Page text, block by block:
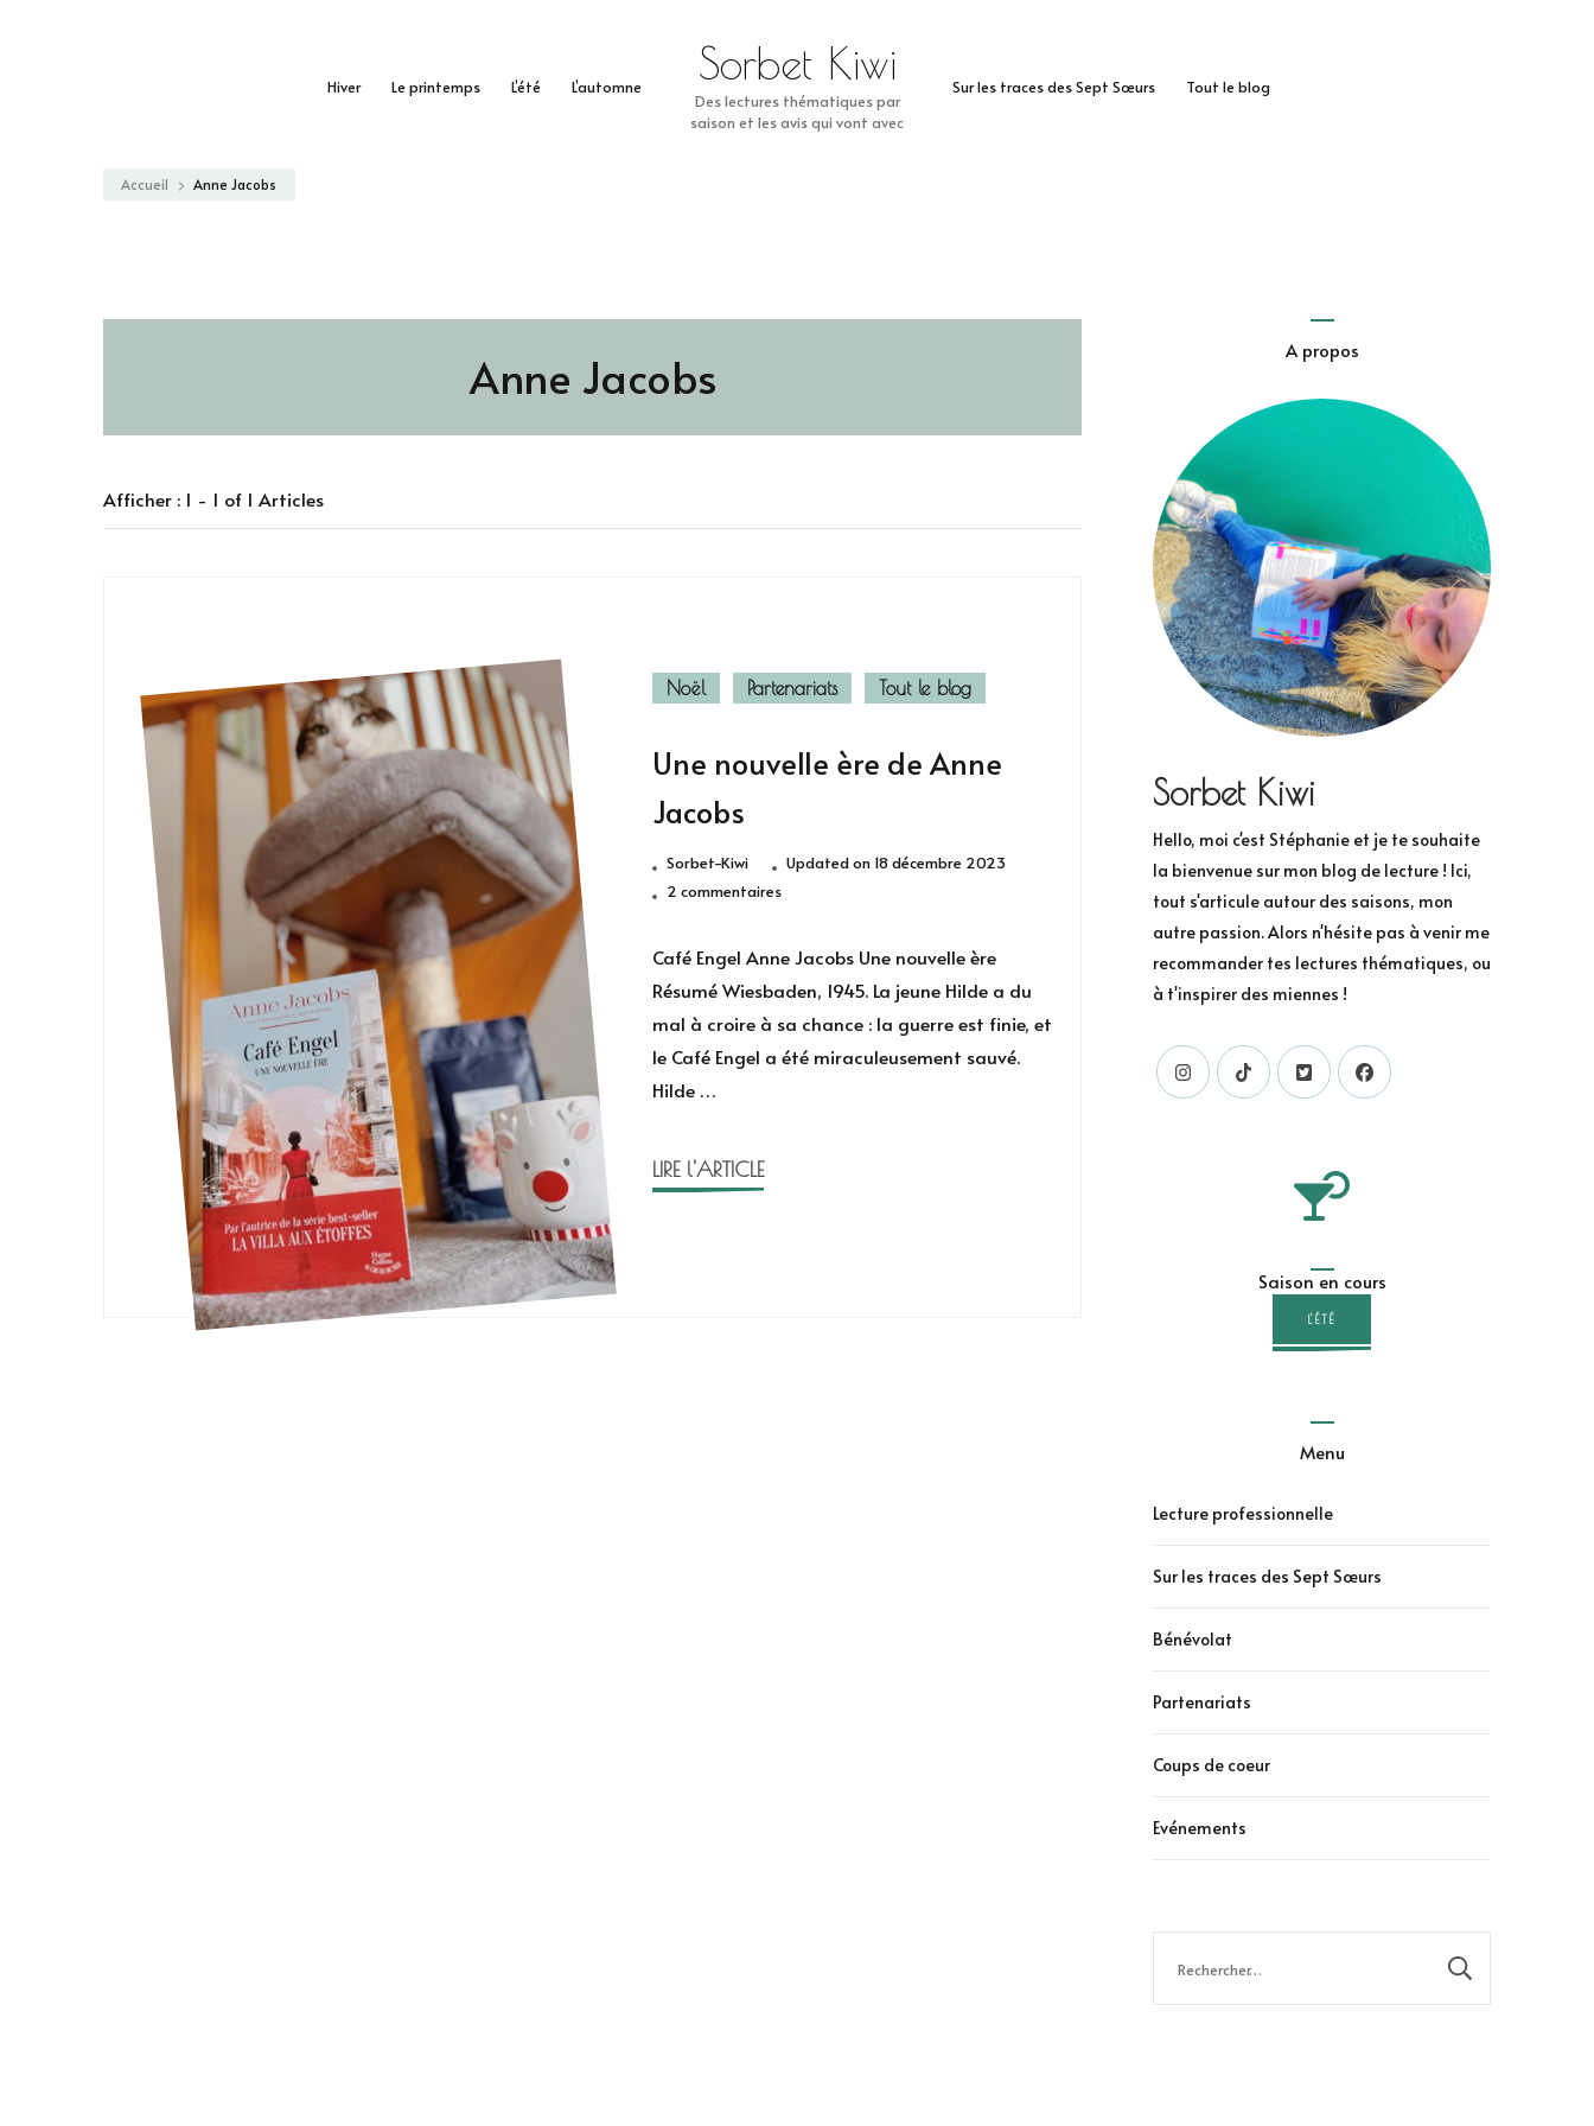
Hiver Le printemps L’été L’automne Sur les traces des Sept Sœurs Tout le blog
Sorbet Kiwi
Des lectures thématiques par
saison et les avis qui vont avec
Accueil Anne Jacobs
Anne Jacobs
Afficher : 1 - 1 of 1 Articles
Noël Partenariats Tout le blog
Une nouvelle ère de Anne
Jacobs
Sorbet-Kiwi Updated on 18 décembre 2023
2 commentairessur
nouvelle
de
Anne
Jacobs
Café Engel Anne Jacobs Une nouvelle ère
Résumé Wiesbaden, 1945. La jeune Hilde a du
mal à croire à sa chance : la guerre est finie, et
le Café Engel a été miraculeusement sauvé.
Hilde …
LIRE l'ARTICLE
A propos
Sorbet Kiwi
Hello, moi c'est Stéphanie et je te souhaite
la bienvenue sur mon blog de lecture ! Ici,
tout s'articule autour des saisons, mon
autre passion. Alors n'hésite pas à venir me
recommander tes lectures thématiques, ou
à t'inspirer des miennes !
Saison en cours
L'ÉTÉ
Menu
Lecture professionnelle
Sur les traces des Sept Sœurs
Bénévolat
Partenariats
Coups de coeur
Evénements